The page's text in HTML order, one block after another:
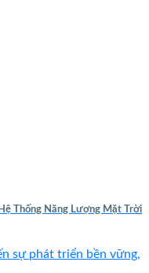
Thống Năng Lượng Mặt Trời
sự phát triển bền vững,